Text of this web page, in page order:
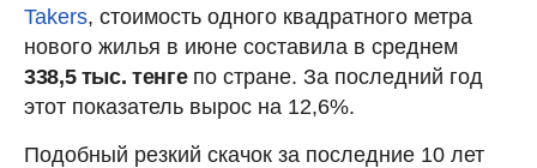
Takers, стоимость одного квадратного метра
нового жилья в июне составила в среднем
338,5 тыс. тенгепо стране. За последний год
этот показатель вырос на 12,6%.
Подобный резкий скачок за последние 10 лет